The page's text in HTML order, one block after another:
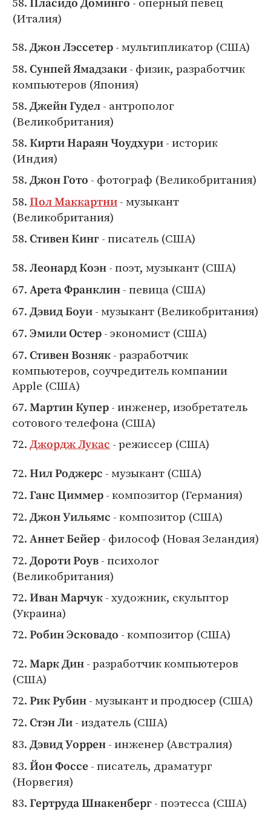
Пласидо Доминго
(Италия)
58. Джон Лэссетер - мультипликатор (США)
58. Сунпей Ямадзаки - физик, разработчик
компьютеров (Япония)
58. Джейн Гудел - антрополог
(Великобритания)
58. Кирти Нараян Чоудхури - историк
(Индия)
58. Джон Гото - фотограф (Великобритания)
58. Пол Маккартни - музыкант
(Великобритания)
58. Стивен Кинг - писатель (США)
58. Леонард Коэн - поэт, музыкант (США)
67. Арета Франклин - певица (США)
67. Дэвид Боуи - музыкант (Великобритания)
67. Эмили Остер - экономист (США)
67. Стивен Возняк - разработчик
компьютеров, соучредитель компании
Apple (США)
67. Мартин Купер - инженер, изобретатель
сотового телефона (США)
72. Джордж Лукас - режиссер (США)
72. Нил Роджерс - музыкант (США)
72. Ганс Циммер - композитор (Германия)
72. Джон Уильямс - композитор (США)
72. Аннет Бейер - философ (Новая Зеландия)
72. Дороти Роув - психолог
(Великобритания)
72. Иван Марчук - художник, скульптор
(Украина)
72. Робин Эсковадо - композитор (США)
72. Марк Дин - разработчик компьютеров
(США)
72. Рик Рубин - музыкант и продюсер (США)
72. Стэн Ли - издатель (США)
83. Дэвид Уоррен - инженер (Австралия)
83. Йон Фоссе - писатель, драматург
(Норвегия)
83. Гертруда Шнакенберг - поэтесса (США)